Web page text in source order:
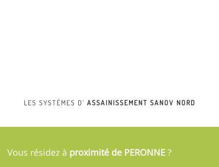
LES SYSTÈMES D' ASSAINISSEMENT SANOV NORD
Vous résidez à proximité de PERONNE ?